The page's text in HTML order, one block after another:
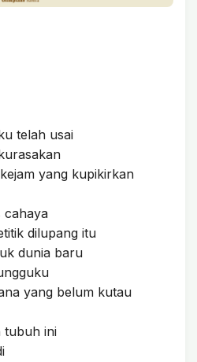
telah usai
yang kupikirkan
cahaya
dilupang itu
dunia baru
yang belum kutau
tubuh ini